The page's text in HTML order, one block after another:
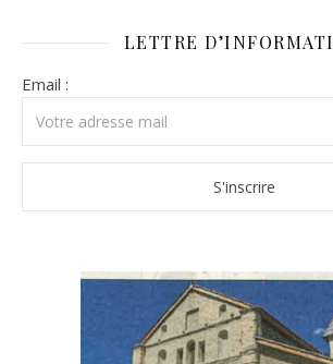
LETTRE
Email :